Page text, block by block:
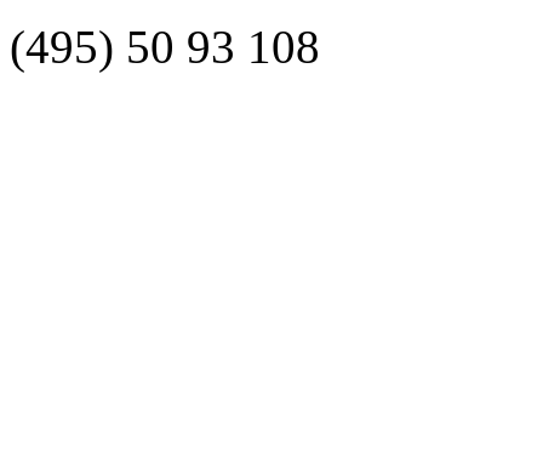
(495) 50 93 108